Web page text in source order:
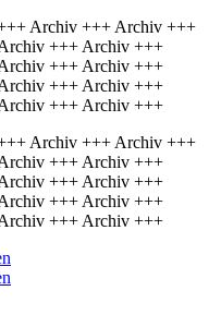
Archiv +++ Archiv +++
+++ Archiv +++
+++ Archiv +++
+++ Archiv +++
+++ Archiv +++
Archiv +++ Archiv +++
+++ Archiv +++
+++ Archiv +++
+++ Archiv +++
+++ Archiv +++